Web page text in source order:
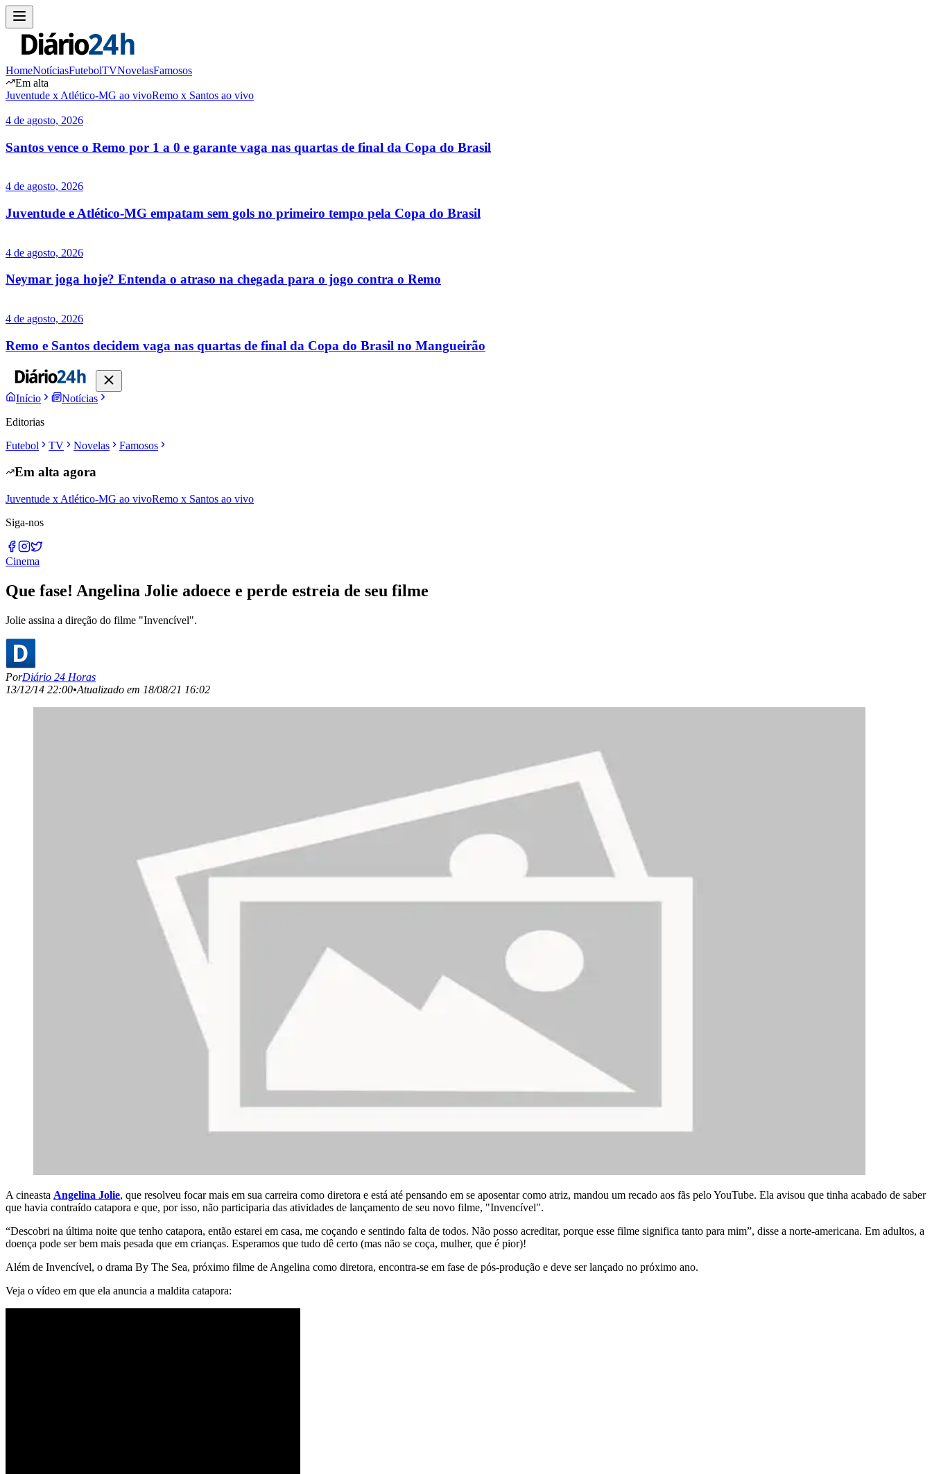
HomeNotíciasFutebolTVNovelasFamosos
Em alta
Juventude x Atlético-MG ao vivoRemo x Santos ao vivo
4 de agosto, 2026
Santos vence o Remo por 1 a 0 e garante vaga nas quartas de final da Copa do Brasil
4 de agosto, 2026
Juventude e Atlético-MG empatam sem gols no primeiro tempo pela Copa do Brasil
4 de agosto, 2026
Neymar joga hoje? Entenda o atraso na chegada para o jogo contra o Remo
4 de agosto, 2026
Remo e Santos decidem vaga nas quartas de final da Copa do Brasil no Mangueirão
Início
Notícias
Editorias
Futebol
TV Novelas Famosos
Em alta agora
Juventude x Atlético-MG ao vivoRemo x Santos ao vivo
Siga-nos
Cinema
Que fase! Angelina Jolie adoece e perde estreia de seu filme
Jolie assina a direção do filme "Invencível".
PorDiário 24 Horas
13/12/14 22:00•Atualizado em 18/08/21 16:02
A cineasta Angelina Jolie, que resolveu focar mais em sua carreira como diretora e está até pensando em se aposentar como atriz, mandou um recado aos fãs pelo YouTube. Ela avisou que tinha acabado de saber
que havia contraído catapora e que, por isso, não participaria das atividades de lançamento de seu novo filme, "Invencível".
“Descobri na última noite que tenho catapora, então estarei em casa, me coçando e sentindo falta de todos. Não posso acreditar, porque esse filme significa tanto para mim”, disse a norte-americana. Em adultos, a
doença pode ser bem mais pesada que em crianças. Esperamos que tudo dê certo (mas não se coça, mulher, que é pior)!
Além de Invencível, o drama By The Sea, próximo filme de Angelina como diretora, encontra-se em fase de pós-produção e deve ser lançado no próximo ano.
Veja o vídeo em que ela anuncia a maldita catapora: